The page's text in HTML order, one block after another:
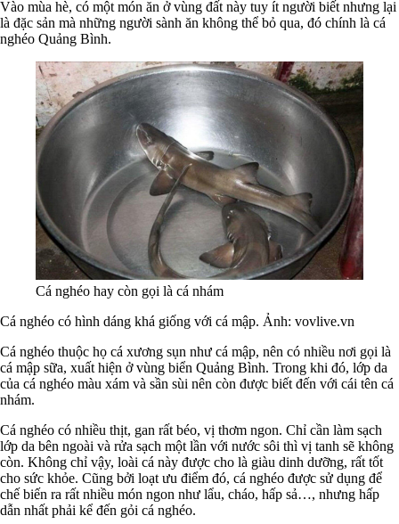
Vào mùa hè, có một món ăn ở vùng đất này tuy ít người biết nhưng lại
là đặc sản mà những người sành ăn không thể bỏ qua, đó chính là cá
nghéo Quảng Bình.
Cá nghéo hay còn gọi là cá nhám
Cá nghéo có hình dáng khá giống với cá mập. Ảnh: vovlive.vn
Cá nghéo thuộc họ cá xương sụn như cá mập, nên có nhiều nơi gọi là
cá mập sữa, xuất hiện ở vùng biển Quảng Bình. Trong khi đó, lớp da
của cá nghéo màu xám và sần sùi nên còn được biết đến với cái tên cá
nhám.
Cá nghéo có nhiều thịt, gan rất béo, vị thơm ngon. Chỉ cần làm sạch
lớp da bên ngoài và rửa sạch một lần với nước sôi thì vị tanh sẽ không
còn. Không chỉ vậy, loài cá này được cho là giàu dinh dưỡng, rất tốt
cho sức khỏe. Cũng bởi loạt ưu điểm đó, cá nghéo được sử dụng để
chế biến ra rất nhiều món ngon như lẩu, cháo, hấp sả…, nhưng hấp
dẫn nhất phải kể đến gỏi cá nghéo.